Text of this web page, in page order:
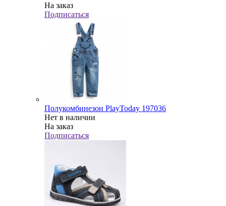
На заказ
Подписаться
Полукомбинезон PlayToday 197036
Нет в наличии
На заказ
Подписаться